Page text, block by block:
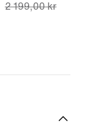
price
2 199,00 kr
2 199,00 kr